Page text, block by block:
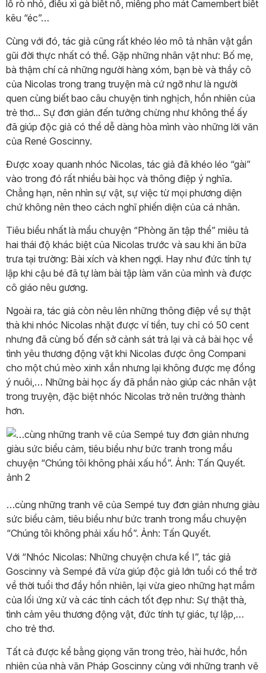
lỗ rò nhỏ, điếu xì gà biết nổ, miếng pho mát Camembert biết
kêu “éc”…
Cùng với đó, tác giả cũng rất khéo léo mô tả nhân vật gần
gũi đời thực nhất có thể. Gặp những nhân vật như: Bố mẹ,
bà thậm chí cả những người hàng xóm, bạn bè và thầy cô
của Nicolas trong trang truyện mà cứ ngỡ như là người
quen cùng biết bao câu chuyện tinh nghịch, hồn nhiên của
trẻ thơ... Sự đơn giản đến tưởng chừng như không thể ấy
đã giúp độc giả có thể dễ dàng hòa mình vào những lời văn
của René Goscinny.
Được xoay quanh nhóc Nicolas, tác giả đã khéo léo “gài”
vào trong đó rất nhiều bài học và thông điệp ý nghĩa.
Chẳng hạn, nên nhìn sự vật, sự việc từ mọi phương diện
chứ không nên theo cách nghĩ phiến diện của cá nhân.
Tiêu biểu nhất là mẩu chuyện “Phòng ăn tập thể” miêu tả
hai thái độ khác biệt của Nicolas trước và sau khi ăn bữa
trưa tại trường: Bài xích và khen ngợi. Hay như đức tính tự
lập khi cậu bé đã tự làm bài tập làm văn của mình và được
cô giáo nêu gương.
Ngoài ra, tác giả còn nêu lên những thông điệp về sự thật
thà khi nhóc Nicolas nhặt được ví tiền, tuy chỉ có 50 cent
nhưng đã cùng bố đến sở cảnh sát trả lại và cả bài học về
tình yêu thương động vật khi Nicolas được ông Compani
cho một chú mèo xinh xắn nhưng lại không được mẹ đồng
ý nuôi,… Những bài học ấy đã phần nào giúp các nhân vật
trong truyện, đặc biệt nhóc Nicolas trở nên trưởng thành
hơn.
…cùng những tranh vẽ của Sempé tuy đơn giản nhưng giàu
sức biểu cảm, tiêu biểu như bức tranh trong mẩu chuyện
“Chúng tôi không phải xấu hổ”. Ảnh: Tấn Quyết.
Với “Nhóc Nicolas: Những chuyện chưa kể I”, tác giả
Goscinny và Sempé đã vừa giúp độc giả lớn tuổi có thể trở
về thời tuổi thơ đầy hồn nhiên, lại vừa gieo những hạt mầm
của lối ứng xử và các tính cách tốt đẹp như: Sự thật thà,
tình cảm yêu thương động vật, đức tính tự giác, tự lập,…
cho trẻ thơ.
Tất cả được kể bằng giọng văn trong trẻo, hài hước, hồn
nhiên của nhà văn Pháp Goscinny cùng với những tranh vẽ